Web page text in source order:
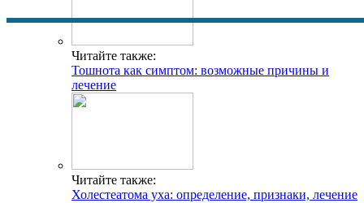
Читайте также:
Тошнота как симптом: возможные причины и
лечение
Читайте также:
Холестеатома уха: определение, признаки, лечение